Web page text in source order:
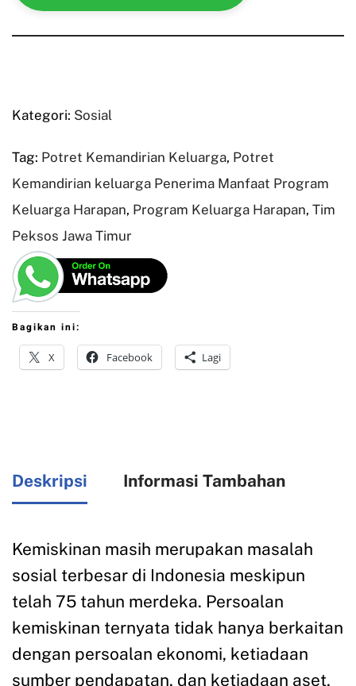
Kategori: Sosial
Tag: Potret Kemandirian Keluarga, Potret
Kemandirian keluarga Penerima Manfaat Program
Keluarga Harapan, Program Keluarga Harapan, Tim
Peksos Jawa Timur
Bagikan ini:
X Facebook Lagi
Deskripsi Informasi Tambahan
Kemiskinan masih merupakan masalah
sosial terbesar di Indonesia meskipun
telah 75 tahun merdeka. Persoalan
kemiskinan ternyata tidak hanya berkaitan
dengan persoalan ekonomi, ketiadaan
sumber pendapatan, dan ketiadaan aset,